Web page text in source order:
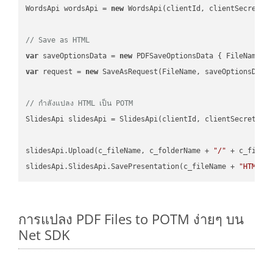
WordsApi wordsApi = new WordsApi(clientId, clientSecret);
// Save as HTML
var saveOptionsData = new PDFSaveOptionsData { FileName =
var request = new SaveAsRequest(FileName,
// กำลังแปลง HTML เป็น POTM
SlidesApi slidesApi = SlidesApi(clientId, clientSecret);
slidesApi.Upload(c_fileName, c_folderName + "/" +
slidesApi.SlidesApi.SavePresentation(c_fileName +
"HTML"
การแปลง PDF Files to POTM ง่ายๆ บน
Net SDK